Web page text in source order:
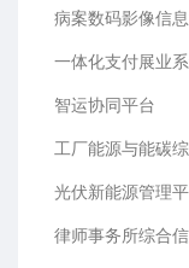
病案数码影像信
一体化支付展业
智运协同平台
工厂能源与能碳
光伏新能源管理
律师事务所综合